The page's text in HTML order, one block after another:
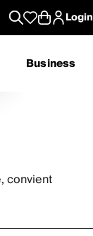
Login
Business
convient